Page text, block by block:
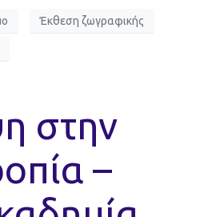
Έκθεση ζωγραφικής
στην
–